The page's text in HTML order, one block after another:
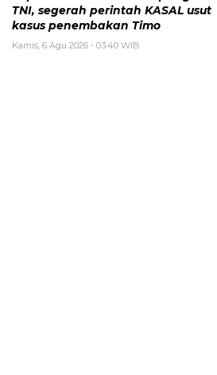
TNI, segerah perintah KASAL usut
kasus penembakan Timo
Kamis, 6 Agu 2026 - 03:40 WIB